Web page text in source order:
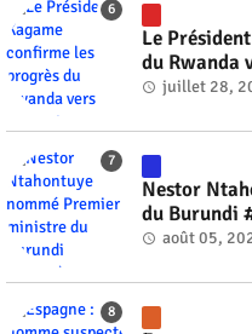
Le
du Rwanda
l'horizon
juillet 28,
Nestor
du Burundi
août 05,